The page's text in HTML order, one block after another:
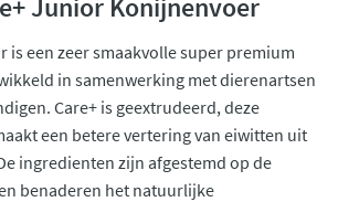
Junior Konijnenvoer
is een zeer smaakvolle super premium
in samenwerking met dierenartsen
Care+ is geextrudeerd, deze
een betere vertering van eiwitten uit
ingredienten zijn afgestemd op de
benaderen het natuurlijke